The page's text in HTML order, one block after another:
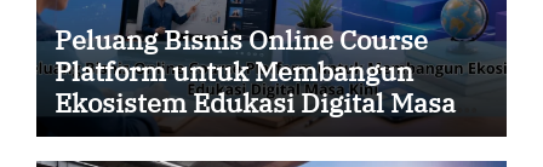
Peluang Bisnis Online Course
Platform untuk Membangun
Ekosistem Edukasi Digital Masa
Kini